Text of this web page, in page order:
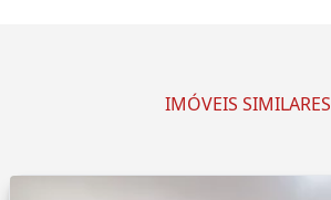
IMÓVEIS SIMILARES